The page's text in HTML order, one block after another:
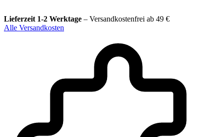
Lieferzeit 1-2 Werktage – Versandkostenfrei ab 49 €
Alle Versandkosten